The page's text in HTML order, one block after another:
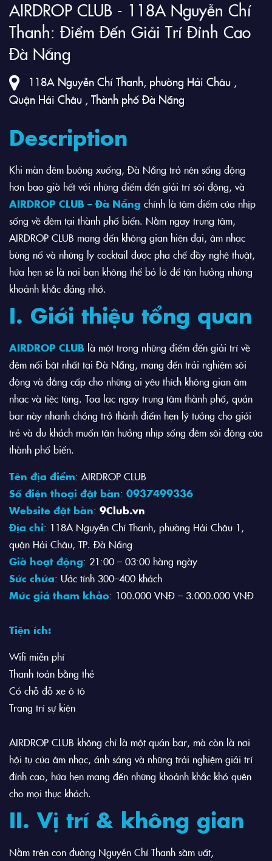
AIRDROP CLUB - 118A Nguyễn Chí
Thanh: Điểm Đến Giải Trí Đỉnh Cao
Đà Nẵng
118A Nguyễn Chí Thanh, phường Hải Châu ,
Quận Hải Châu , Thành phố Đà Nẵng
Description
Khi màn đêm buông xuống, Đà Nẵng trở nên sống động
hơn bao giờ hết với những điểm đến giải trí sôi động, và
AIRDROP CLUB – Đà Nẵng chính là tâm điểm của nhịp
sống về đêm tại thành phố biển. Nằm ngay trung tâm,
AIRDROP CLUB mang đến không gian hiện đại, âm nhạc
bùng nổ và những ly cocktail được pha chế đầy nghệ thuật,
hứa hẹn sẽ là nơi bạn không thể bỏ lỡ để tận hưởng những
khoảnh khắc đáng nhớ.
I. Giới thiệu tổng quan
AIRDROP CLUB là một trong những điểm đến giải trí về
đêm nổi bật nhất tại Đà Nẵng, mang đến trải nghiệm sôi
động và đẳng cấp cho những ai yêu thích không gian âm
nhạc và tiệc tùng. Tọa lạc ngay trung tâm thành phố, quán
bar này nhanh chóng trở thành điểm hẹn lý tưởng cho giới
trẻ và du khách muốn tận hưởng nhịp sống đêm sôi động của
thành phố biển.
Tên địa điểm: AIRDROP CLUB
Số điện thoại đặt bàn: 0937499336
Website đặt bàn: 9Club.vn
Địa chỉ: 118A Nguyễn Chí Thanh, phường Hải Châu 1,
quận Hải Châu, TP. Đà Nẵng
Giờ hoạt động: 21:00 – 03:00 hàng ngày
Sức chứa: Ước tính 300–400 khách
Mức giá tham khảo: 100.000 VNĐ – 3.000.000 VNĐ
Tiện ích:
Wifi miễn phí
Thanh toán bằng thẻ
Có chỗ đỗ xe ô tô
Trang trí sự kiện
AIRDROP CLUB không chỉ là một quán bar, mà còn là nơi
hội tụ của âm nhạc, ánh sáng và những trải nghiệm giải trí
đỉnh cao, hứa hẹn mang đến những khoảnh khắc khó quên
cho mọi thực khách.
II. Vị trí & không gian
Nằm trên con đường Nguyễn Chí Thanh sầm uất,